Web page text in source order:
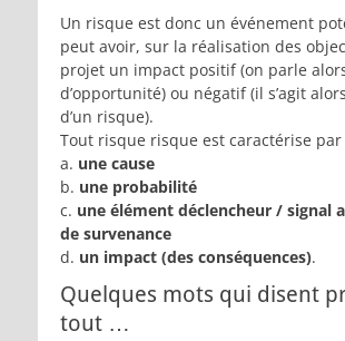
Un risque est donc un événement
peut avoir, sur la réalisation des
projet un impact positif (on parle
d’opportunité) ou négatif (il s’agit
d’un risque).
Tout risque risque est caractérise par
a. une cause
b. une probabilité
c. une élément déclencheur / signal
de survenance
d. un impact (des conséquences).
Quelques mots qui disent
tout …